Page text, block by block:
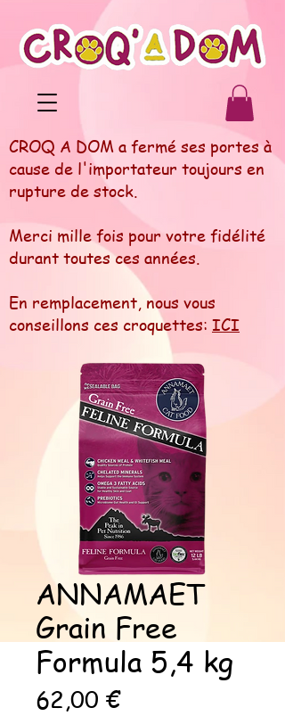
CROQ A DOM a fermé ses portes à
cause de l'importateur toujours en
rupture de stock.
Merci mille fois pour votre fidélité
durant toutes ces années.
En remplacement, nous vous
conseillons ces croquettes: ICI
ANNAMAET
Grain Free
Formula 5,4 kg
62,00 €Prix